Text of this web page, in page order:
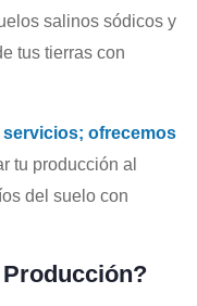
salinos sódicos y
tus tierras con
ofrecemos
tu producción al
del suelo con